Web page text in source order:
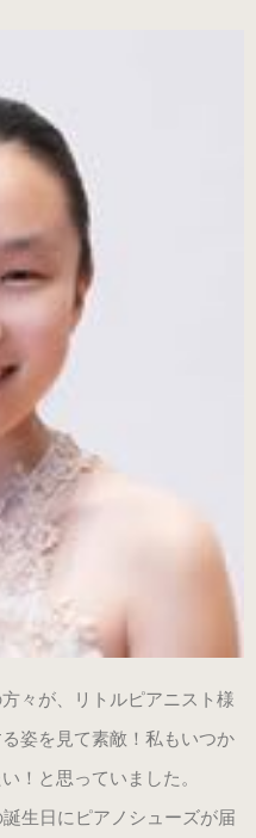
々が、リトルピアニスト様
姿を見て素敵！私もいつか
！と思っていました。
生日にピアノシューズが届